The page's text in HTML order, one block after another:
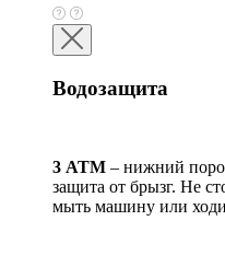
Водозащита
3 АТМ – нижний
защита от брызг. Не
мыть машину или